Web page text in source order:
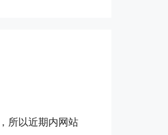
，所以近期内网站